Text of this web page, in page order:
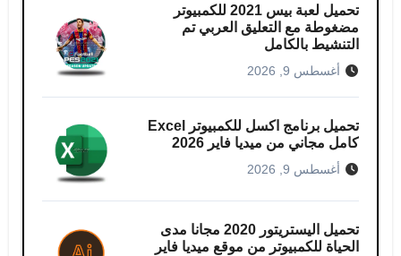
تحميل لعبة بيس 2021 للكمبيوتر​
مضغوطة مع التعليق العربي تم
التنشيط بالكامل
أغسطس 9, 2026
تحميل برنامج اكسل للكمبيوتر​ Excel
كامل مجاني من ميديا ​​فاير 2026
أغسطس 9, 2026
تحميل اليستريتور 2020 مجانا مدى
الحياة للكمبيوتر من موقع ميديا فاير